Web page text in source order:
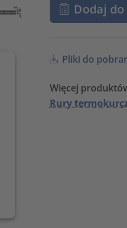
Dodaj
Pliki do
Więcej
Rury